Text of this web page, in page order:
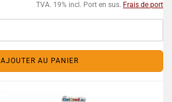
TVA. 19% incl. Port en sus. Frais de port
AJOUTER AU PANIER